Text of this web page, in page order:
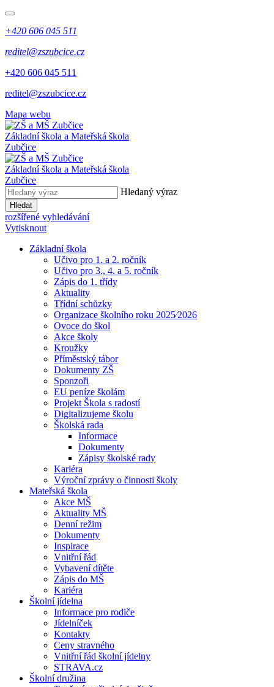
+420 606 045 511
reditel@zszubcice.cz
+420 606 045 511
reditel@zszubcice.cz
Mapa webu
Základní škola a Mateřská škola
Zubčice
Základní škola a Mateřská škola
Zubčice
Hledaný výraz
Hledat
rozšířené vyhledávání
Vytisknout
Základní škola
Učivo pro 1. a 2. ročník
Učivo pro 3., 4. a 5. ročník
Zápis do 1. třídy
Aktuality
Třídní schůzky
Organizace školního roku 2025⁄2026
Ovoce do škol
Akce školy
Kroužky
Příměstský tábor
Dokumenty ZŠ
Sponzoři
EU peníze školám
Projekt Škola s radostí
Digitalizujeme školu
Školská rada
Informace
Dokumenty
Zápisy školské rady
Kariéra
Výroční zprávy o činnosti školy
Mateřská škola
Akce MŠ
Aktuality MŠ
Denní režim
Dokumenty
Inspirace
Vnitřní řád
Vybavení dítěte
Zápis do MŠ
Kariéra
Školní jídelna
Informace pro rodiče
Jídelníček
Kontakty
Ceny stravného
Vnitřní řád školní jídelny
STRAVA.cz
Školní družina